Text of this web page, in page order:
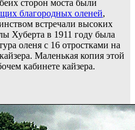
сторон моста были
благородных оленей,
встречали высоких
Хуберта в 1911 году была
оленя с 16 отростками на
Маленькая копия этой
кабинете кайзера.